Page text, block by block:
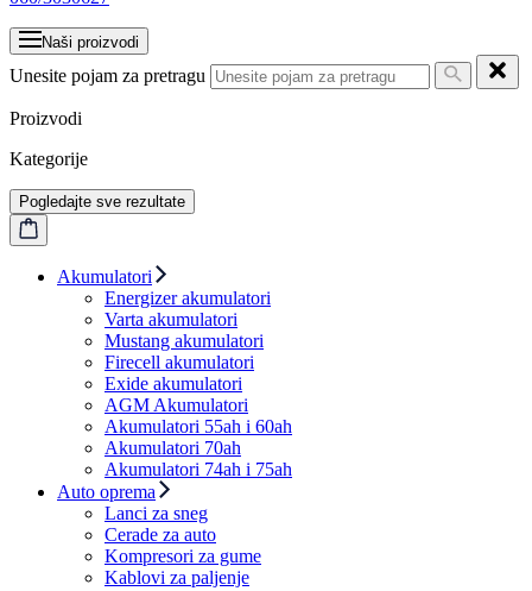
Naši proizvodi
Unesite pojam za pretragu
Proizvodi
Kategorije
Pogledajte sve rezultate
Akumulatori
Energizer akumulatori
Varta akumulatori
Mustang akumulatori
Firecell akumulatori
Exide akumulatori
AGM Akumulatori
Akumulatori 55ah i 60ah
Akumulatori 70ah
Akumulatori 74ah i 75ah
Auto oprema
Lanci za sneg
Cerade za auto
Kompresori za gume
Kablovi za paljenje